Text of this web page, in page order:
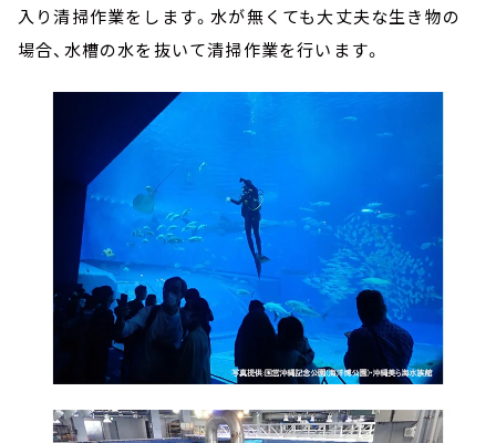
入り清掃作業をします。水が無くても大丈夫な生き物の
場合、水槽の水を抜いて清掃作業を行います。